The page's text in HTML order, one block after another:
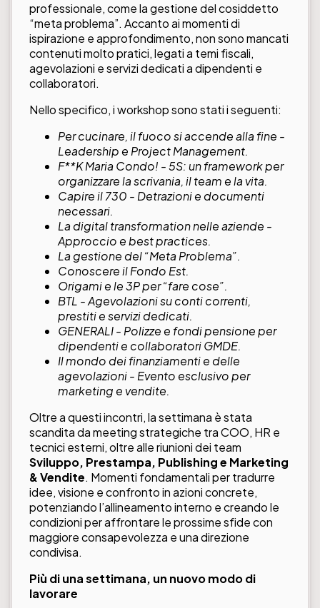
professionale, come la gestione del cosiddetto
“meta problema”. Accanto ai momenti di
ispirazione e approfondimento, non sono mancati
contenuti molto pratici, legati a temi fiscali,
agevolazioni e servizi dedicati a dipendenti e
collaboratori.
Nello specifico, i workshop sono stati i seguenti:
Per cucinare, il fuoco si accende alla fine -
Leadership e Project Management.
F**K Maria Condo! - 5S: un framework per
organizzare la scrivania, il team e la vita.
Capire il 730 - Detrazioni e documenti
necessari.
La digital transformation nelle aziende -
Approccio e best practices.
La gestione del “Meta Problema”.
Conoscere il Fondo Est.
Origami e le 3P per “fare cose”.
BTL - Agevolazioni su conti correnti,
prestiti e servizi dedicati.
GENERALI - Polizze e fondi pensione per
dipendenti e collaboratori GMDE.
Il mondo dei finanziamenti e delle
agevolazioni - Evento esclusivo per
marketing e vendite.
Oltre a questi incontri, la settimana è stata
scandita da meeting strategiche tra COO, HR e
tecnici esterni, oltre alle riunioni dei team
Sviluppo, Prestampa, Publishing e Marketing
& Vendite. Momenti fondamentali per tradurre
idee, visione e confronto in azioni concrete,
potenziando l’allineamento interno e creando le
condizioni per affrontare le prossime sfide con
maggiore consapevolezza e una direzione
condivisa.
Più di una settimana, un nuovo modo di
lavorare